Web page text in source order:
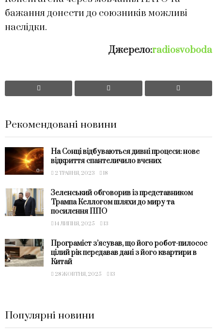
бажання донести до союзників можливі
наслідки.
Джерело:radiosvoboda
Рекомендовані новини
На Сонці відбуваються дивні процеси: нове
відкриття спантеличило вчених
2 ТРАВНЯ, 2023 18
Зеленський обговорив із представником
Трампа Келлогом шляхи до миру та
посилення ППО
14 ЛИПНЯ, 2025 13
Програміст з’ясував, що його робот-пилосос
цілий рік передавав дані з його квартири в
Китай
28 ЖОВТНЯ, 2025 13
Популярні новини